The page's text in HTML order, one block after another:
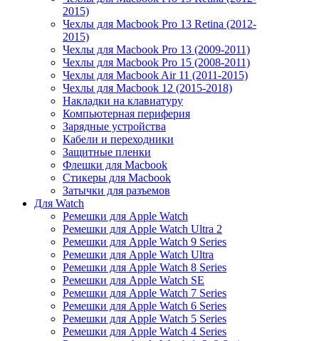
2015)
Чехлы для Macbook Pro 13 Retina (2012-
2015)
Чехлы для Macbook Pro 13 (2009-2011)
Чехлы для Macbook Pro 15 (2008-2011)
Чехлы для Macbook Air 11 (2011-2015)
Чехлы для Macbook 12 (2015-2018)
Накладки на клавиатуру
Компьютерная периферия
Зарядные устройства
Кабели и переходники
Защитные пленки
Флешки для Macbook
Стикеры для Macbook
Затычки для разъемов
Для Watch
Ремешки для Apple Watch
Ремешки для Apple Watch Ultra 2
Ремешки для Apple Watch 9 Series
Ремешки для Apple Watch Ultra
Ремешки для Apple Watch 8 Series
Ремешки для Apple Watch SE
Ремешки для Apple Watch 7 Series
Ремешки для Apple Watch 6 Series
Ремешки для Apple Watch 5 Series
Ремешки для Apple Watch 4 Series